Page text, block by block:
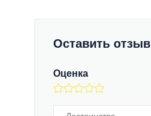
Оставить отзыв
Оценка